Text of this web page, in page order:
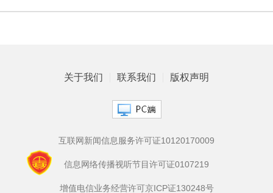
关于我们 联系我们 版权声明
互联网新闻信息服务许可证10120170009
信息网络传播视听节目许可证0107219
增值电信业务经营许可京ICP证130248号